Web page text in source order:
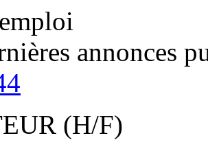
annonces
(H/F)